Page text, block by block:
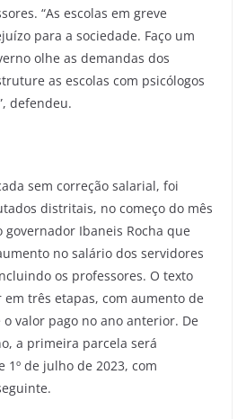
“As escolas em greve
para a sociedade. Faço um
olhe as demandas dos
as escolas com psicólogos
defendeu.
sem correção salarial, foi
distritais, no começo do mês
Ibaneis Rocha que
no salário dos servidores
os professores. O texto
três etapas, com aumento de
o valor pago no ano anterior. De
a primeira parcela será
de julho de 2023, com